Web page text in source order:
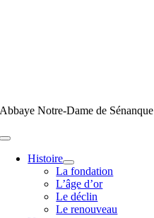
Abbaye Notre-Dame de Sénanque
Toggle
NavigationHistoire
La fondation
L’âge d’or
Le déclin
Le renouveau